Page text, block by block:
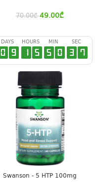
70.00₾ 49.00₾
DAYS
0 9
HOURS
1 5
MIN
5 0
SEC
3 6
Swanson - 5 HTP 100mg